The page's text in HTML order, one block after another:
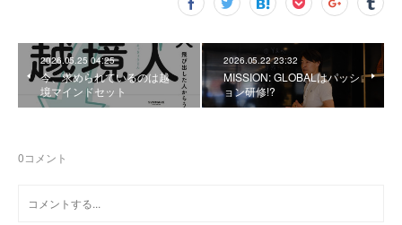
2026.05.25 04:25
今、求められているのは越
境マインドセット
2026.05.22 23:32
MISSION: GLOBALはパッシ
ョン研修!?
0コメント